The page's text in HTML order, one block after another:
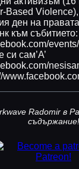
Based
ден на
към събитието:
си сам’А’
Radomir в
съдържание!